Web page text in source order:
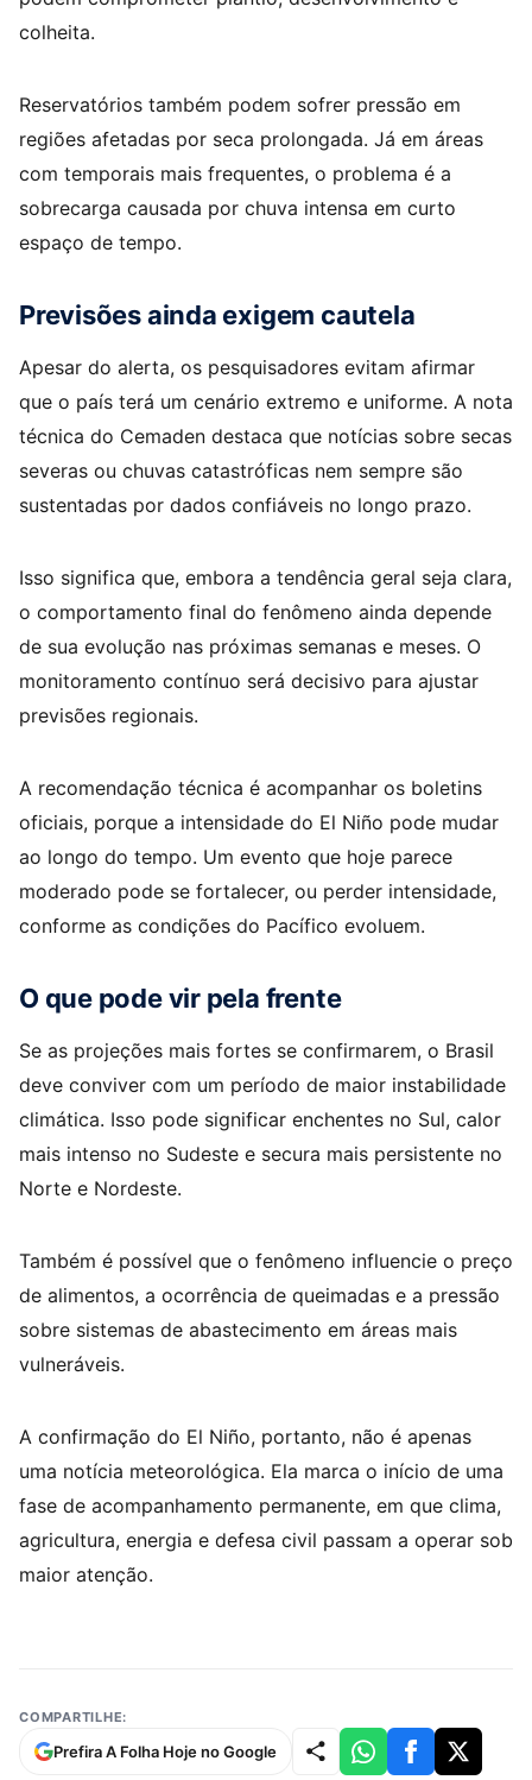
colheita.
Reservatórios também podem sofrer pressão em
regiões afetadas por seca prolongada. Já em áreas
com temporais mais frequentes, o problema é a
sobrecarga causada por chuva intensa em curto
espaço de tempo.
Previsões ainda exigem cautela
Apesar do alerta, os pesquisadores evitam afirmar
que o país terá um cenário extremo e uniforme. A nota
técnica do Cemaden destaca que notícias sobre secas
severas ou chuvas catastróficas nem sempre são
sustentadas por dados confiáveis no longo prazo.
Isso significa que, embora a tendência geral seja clara,
o comportamento final do fenômeno ainda depende
de sua evolução nas próximas semanas e meses. O
monitoramento contínuo será decisivo para ajustar
previsões regionais.
A recomendação técnica é acompanhar os boletins
oficiais, porque a intensidade do El Niño pode mudar
ao longo do tempo. Um evento que hoje parece
moderado pode se fortalecer, ou perder intensidade,
conforme as condições do Pacífico evoluem.
O que pode vir pela frente
Se as projeções mais fortes se confirmarem, o Brasil
deve conviver com um período de maior instabilidade
climática. Isso pode significar enchentes no Sul, calor
mais intenso no Sudeste e secura mais persistente no
Norte e Nordeste.
Também é possível que o fenômeno influencie o preço
de alimentos, a ocorrência de queimadas e a pressão
sobre sistemas de abastecimento em áreas mais
vulneráveis.
A confirmação do El Niño, portanto, não é apenas
uma notícia meteorológica. Ela marca o início de uma
fase de acompanhamento permanente, em que clima,
agricultura, energia e defesa civil passam a operar sob
maior atenção.
COMPARTILHE:
Prefira A Folha Hoje no Google